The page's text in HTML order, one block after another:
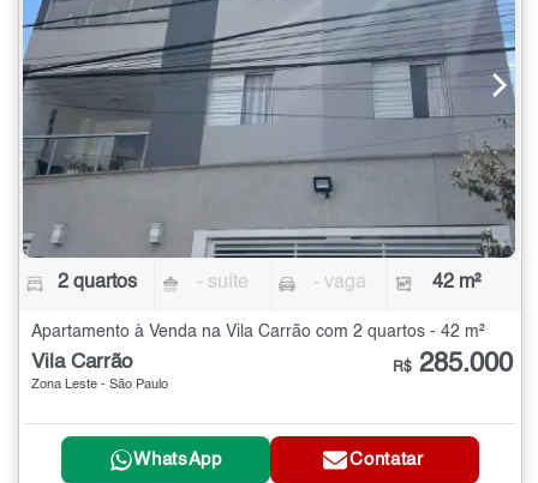
2 quartos - suíte - vaga 42 m²
Apartamento à Venda na Vila Carrão com 2 quartos - 42 m²
Vila Carrão
Zona Leste - São Paulo
R$ 285.000
WhatsApp Contatar